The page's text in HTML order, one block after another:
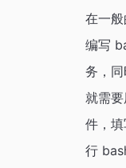
在一
编写
务，
就需
件，
行